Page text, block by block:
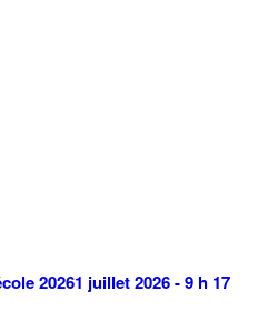
20261 juillet 2026 - 9 h 17